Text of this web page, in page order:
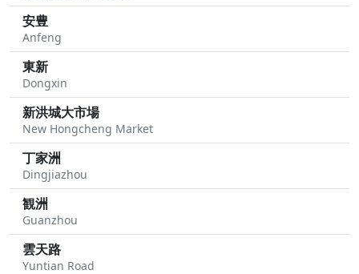
安豊
Anfeng
東新
Dongxin
新洪城大市場
New Hongcheng Market
丁家洲
Dingjiazhou
観洲
Guanzhou
雲天路
Yuntian Road